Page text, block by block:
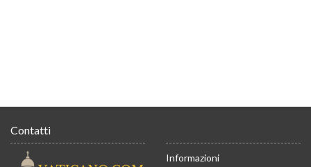
Contatti
Informazioni